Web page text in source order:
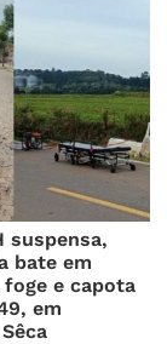
suspensa,
bate em
e capota
em